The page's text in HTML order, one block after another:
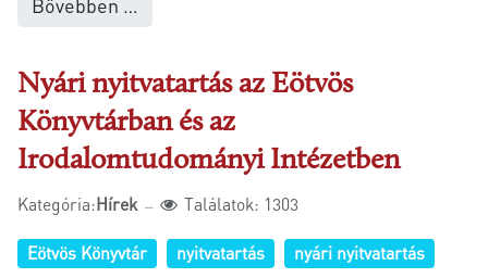
Nyári nyitvatartás az Eötvös
Könyvtárban és az
Irodalomtudományi Intézetben
Kategória:Hírek Találatok: 1303
Eötvös Könyvtár nyitvatartás nyári nyitvatartás